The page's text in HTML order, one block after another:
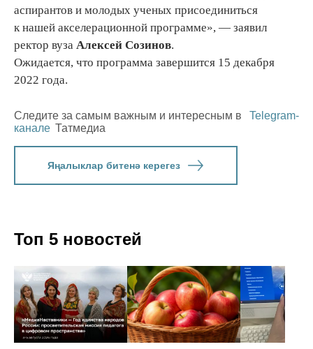
аспирантов и молодых ученых присоединиться
к нашей акселерационной программе», — заявил
ректор вуза Алексей Созинов.
Ожидается, что программа завершится 15 декабря
2022 года.
Следите за самым важным и интересным в
Telegram-
канале Татмедиа
Яңалыклар битенә керегез
Топ 5 новостей